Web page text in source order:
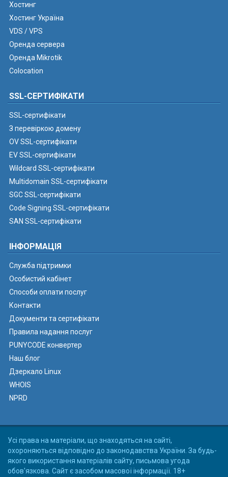
Хостинг
Хостинг Україна
VDS / VPS
Оренда сервера
Оренда Mikrotik
Colocation
SSL-СЕРТИФІКАТИ
SSL-сертифікати
З перевіркою домену
OV SSL-сертифікати
EV SSL-сертифікати
Wildcard SSL-сертифікати
Multidomain SSL-сертифікати
SGC SSL-сертифікати
Code Signing SSL-сертифікати
SAN SSL-сертифікати
ІНФОРМАЦІЯ
Служба підтримки
Особистий кабінет
Способи оплати послуг
Контакти
Документи та сертифікати
Правила надання послуг
PUNYCODE конвертер
Наш блог
Дзеркало Linux
WHOIS
NPRD
Усі права на матеріали, що знаходяться на сайті,
охороняються відповідно до законодавства України. За будь-
якого використання матеріалів сайту, письмова угода
обов'язкова. Сайт є засобом масової інформації. 18+